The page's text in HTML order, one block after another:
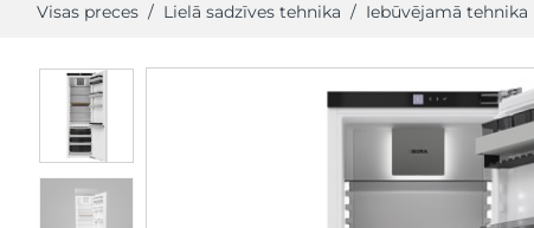
Visas preces / Lielā sadzīves tehnika / Iebūvējamā tehnika